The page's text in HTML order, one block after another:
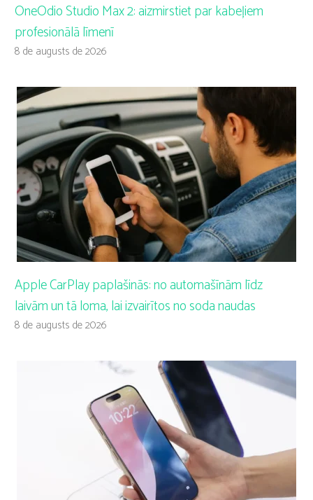
OneOdio Studio Max 2: aizmirstiet par kabeļiem
profesionālā līmenī
8 de augusts de 2026
Apple CarPlay paplašinās: no automašīnām līdz
laivām un tā loma, lai izvairītos no soda naudas
8 de augusts de 2026